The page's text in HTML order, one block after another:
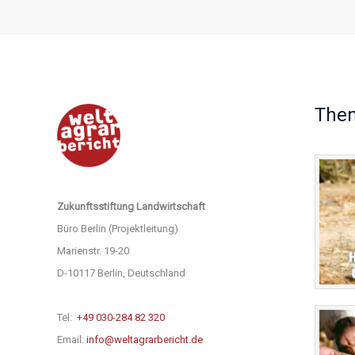
Zukunftsstiftung Landwirtschaft
Büro Berlin (Projektleitung)
Marienstr. 19-20
D-10117 Berlin, Deutschland
Tel: +49 030-284 82 320
Email: info@weltagrarbericht.de